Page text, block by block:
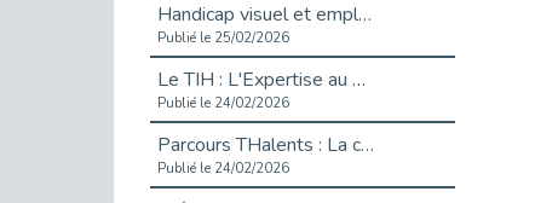
Handicap visuel et emploi : lever les obstacles pour révéler les - vidéo
Publié le 25/02/2026
Le TIH : L'Expertise au Service de l'Inclusion
Publié le 24/02/2026
Parcours THalents : La complémentarité au service de l'Emploi.
Publié le 24/02/2026